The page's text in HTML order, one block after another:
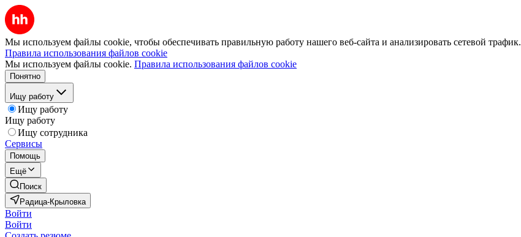
Мы используем файлы cookie, чтобы обеспечивать правильную работу нашего веб-сайта и анализировать сетевой трафик.
Правила использования файлов cookie
Мы используем файлы cookie. Правила использования файлов cookie
Понятно
Ищу работу
Ищу работу
Ищу работу
Ищу сотрудника
Сервисы
Помощь
Ещё
Поиск
Радица-Крыловка
Войти
Войти